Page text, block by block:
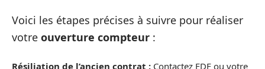
Voici les étapes précises à suivre pour réaliser
votre ouverture compteur :
Résiliation de l’ancien contrat : Contactez EDF ou votre